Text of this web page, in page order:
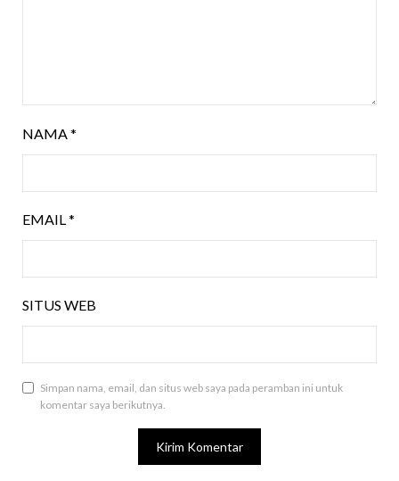
NAMA*
EMAIL*
SITUS WEB
Simpan nama, email, dan situs web saya pada peramban ini untuk
komentar saya berikutnya.